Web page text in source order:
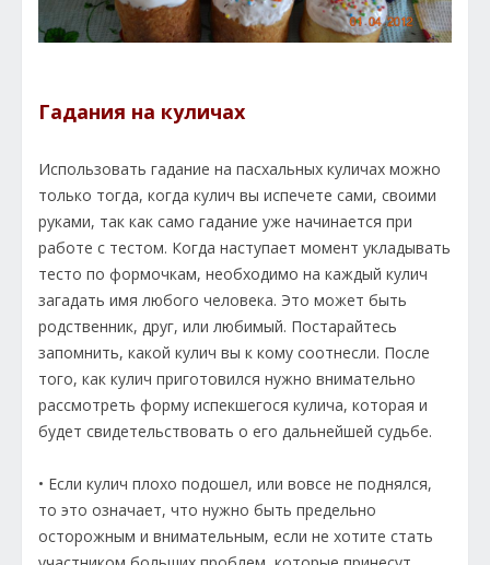
Гадания на куличах
Использовать гадание на пасхальных куличах можно
только тогда, когда кулич вы испечете сами, своими
руками, так как само гадание уже начинается при
работе с тестом. Когда наступает момент укладывать
тесто по формочкам, необходимо на каждый кулич
загадать имя любого человека. Это может быть
родственник, друг, или любимый. Постарайтесь
запомнить, какой кулич вы к кому соотнесли. После
того, как кулич приготовился нужно внимательно
рассмотреть форму испекшегося кулича, которая и
будет свидетельствовать о его дальнейшей судьбе.
• Если кулич плохо подошел, или вовсе не поднялся,
то это означает, что нужно быть предельно
осторожным и внимательным, если не хотите стать